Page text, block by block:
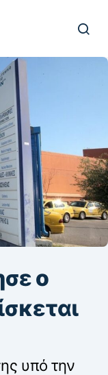
ο
υπό την